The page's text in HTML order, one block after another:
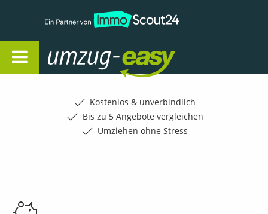
Kostenlos & unverbindlich
Bis zu 5 Angebote vergleichen
Umziehen ohne Stress